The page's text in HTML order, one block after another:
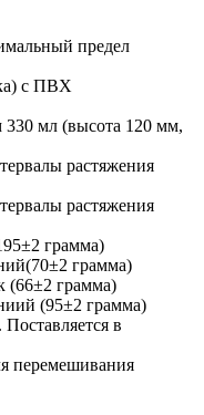
предел
с ПВХ
мл (высота 120 мм,
растяжения
растяжения
грамма)
грамма)
(66±2 грамма)
(95±2 грамма)
в
перемешивания